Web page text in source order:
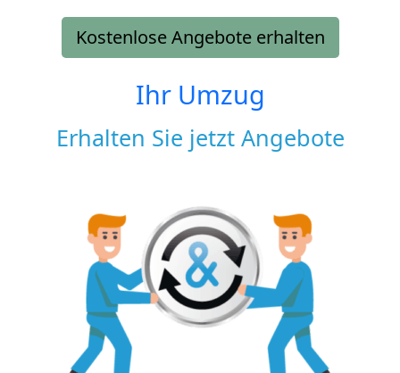
Kostenlose Angebote erhalten
Ihr Umzug
Erhalten Sie jetzt Angebote